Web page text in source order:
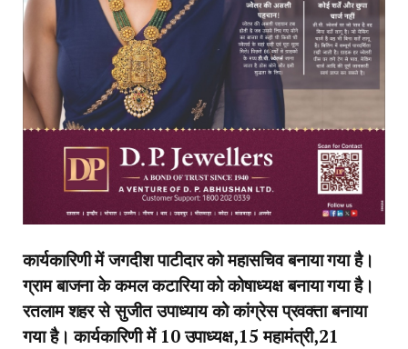
कार्यकारिणी में जगदीश पाटीदार को महासचिव बनाया गया है।
ग्राम बाजना के कमल कटारिया को कोषाध्यक्ष बनाया गया है।
रतलाम शहर से सुजीत उपाध्याय को कांग्रेस प्रवक्ता बनाया
गया है। कार्यकारिणी में 10 उपाध्यक्ष,15 महामंत्री,21